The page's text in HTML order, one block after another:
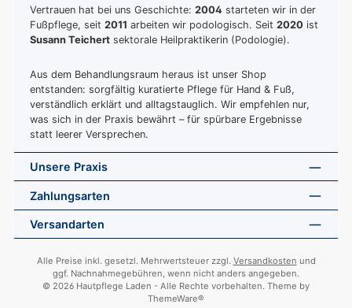
Vertrauen hat bei uns Geschichte: 2004 starteten wir in der
Fußpflege, seit 2011 arbeiten wir podologisch. Seit 2020 ist
Susann Teichert sektorale Heilpraktikerin (Podologie).
Aus dem Behandlungsraum heraus ist unser Shop
entstanden: sorgfältig kuratierte Pflege für Hand & Fuß,
verständlich erklärt und alltagstauglich. Wir empfehlen nur,
was sich in der Praxis bewährt – für spürbare Ergebnisse
statt leerer Versprechen.
Unsere Praxis
Zahlungsarten
Versandarten
Alle Preise inkl. gesetzl. Mehrwertsteuer zzgl. Versandkosten und
ggf. Nachnahmegebühren, wenn nicht anders angegeben.
© 2026 Hautpflege Laden - Alle Rechte vorbehalten. Theme by
ThemeWare®